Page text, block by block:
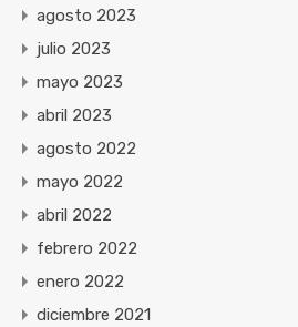
agosto 2023
julio 2023
mayo 2023
abril 2023
agosto 2022
mayo 2022
abril 2022
febrero 2022
enero 2022
diciembre 2021